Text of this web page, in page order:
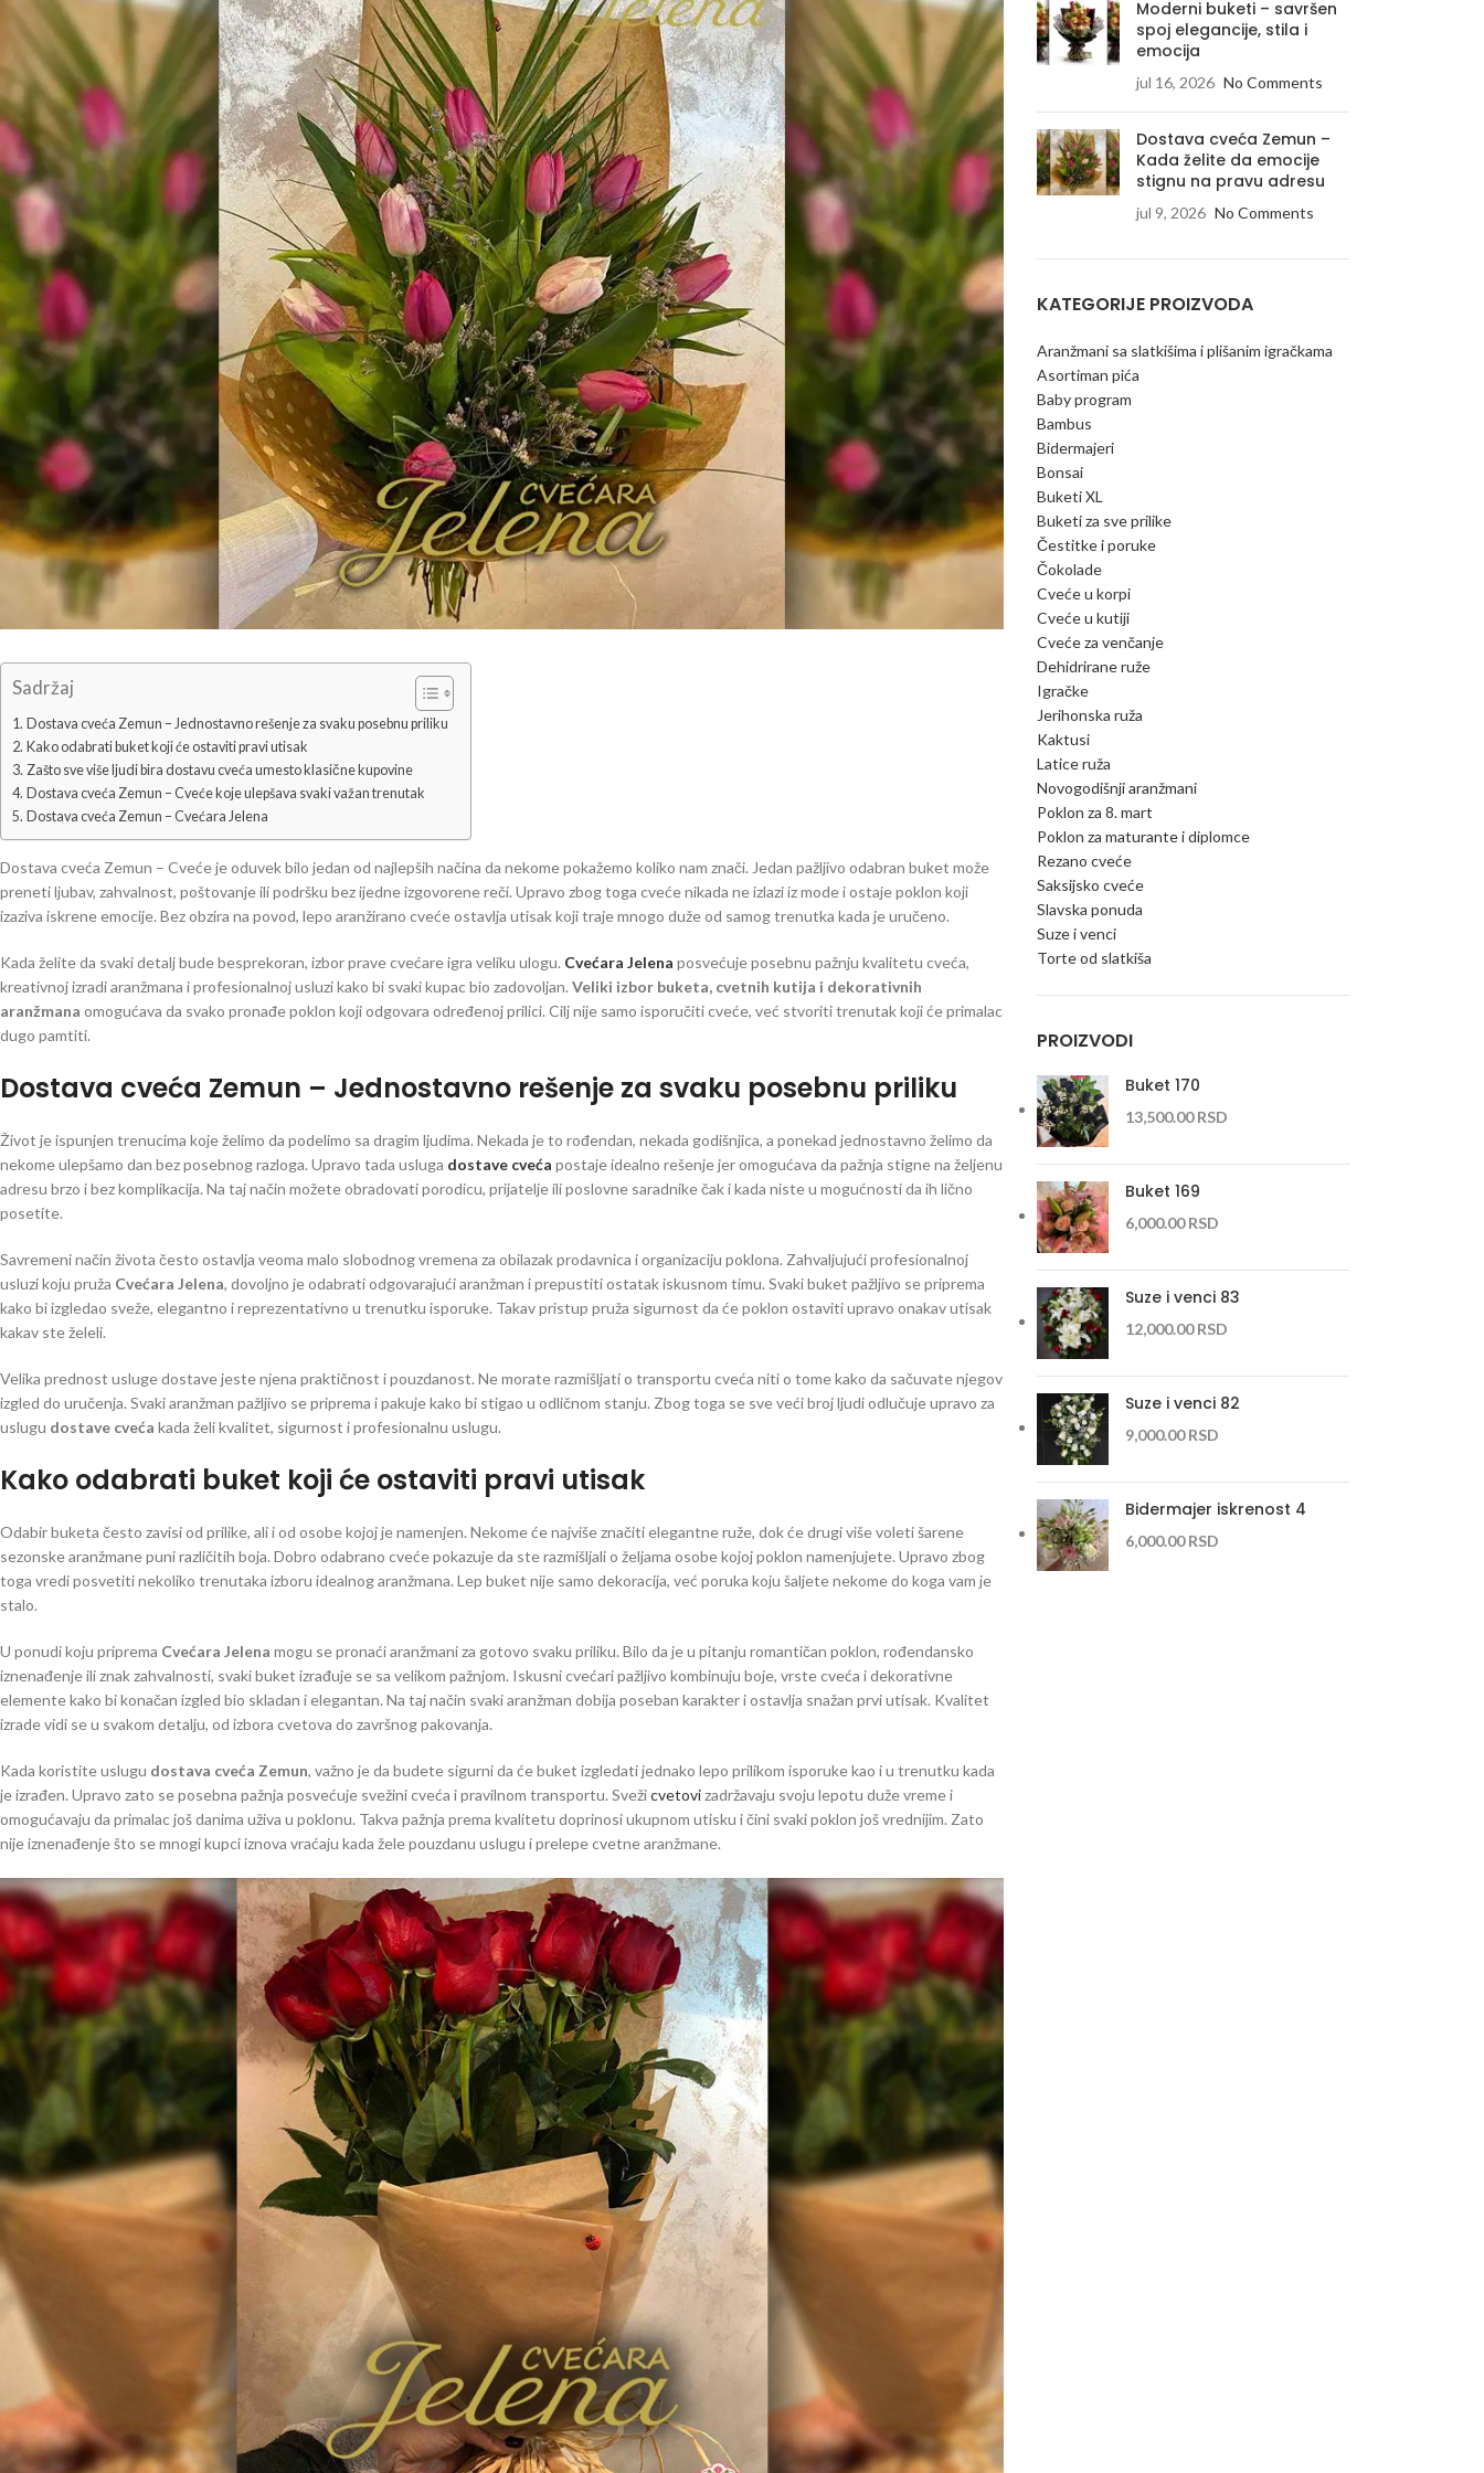
Sadržaj
Dostava cveća Zemun – Jednostavno rešenje za svaku posebnu priliku
Kako odabrati buket koji će ostaviti pravi utisak
Zašto sve više ljudi bira dostavu cveća umesto klasične kupovine
Dostava cveća Zemun – Cveće koje ulepšava svaki važan trenutak
Dostava cveća Zemun – Cvećara Jelena
Dostava cveća Zemun – Cveće je oduvek bilo jedan od najlepših načina da nekome pokažemo koliko nam znači. Jedan pažljivo odabran buket može
preneti ljubav, zahvalnost, poštovanje ili podršku bez ijedne izgovorene reči. Upravo zbog toga cveće nikada ne izlazi iz mode i ostaje poklon koji
izaziva iskrene emocije. Bez obzira na povod, lepo aranžirano cveće ostavlja utisak koji traje mnogo duže od samog trenutka kada je uručeno.
Kada želite da svaki detalj bude besprekoran, izbor prave cvećare igra veliku ulogu. Cvećara Jelena posvećuje posebnu pažnju kvalitetu cveća,
kreativnoj izradi aranžmana i profesionalnoj usluzi kako bi svaki kupac bio zadovoljan. Veliki izbor buketa, cvetnih kutija i dekorativnih
aranžmana omogućava da svako pronađe poklon koji odgovara određenoj prilici. Cilj nije samo isporučiti cveće, već stvoriti trenutak koji će primalac
dugo pamtiti.
Dostava cveća Zemun – Jednostavno rešenje za svaku posebnu priliku
Život je ispunjen trenucima koje želimo da podelimo sa dragim ljudima. Nekada je to rođendan, nekada godišnjica, a ponekad jednostavno želimo da
nekome ulepšamo dan bez posebnog razloga. Upravo tada usluga dostave cveća postaje idealno rešenje jer omogućava da pažnja stigne na željenu
adresu brzo i bez komplikacija. Na taj način možete obradovati porodicu, prijatelje ili poslovne saradnike čak i kada niste u mogućnosti da ih lično
posetite.
Savremeni način života često ostavlja veoma malo slobodnog vremena za obilazak prodavnica i organizaciju poklona. Zahvaljujući profesionalnoj
usluzi koju pruža Cvećara Jelena, dovoljno je odabrati odgovarajući aranžman i prepustiti ostatak iskusnom timu. Svaki buket pažljivo se priprema
kako bi izgledao sveže, elegantno i reprezentativno u trenutku isporuke. Takav pristup pruža sigurnost da će poklon ostaviti upravo onakav utisak
kakav ste želeli.
Velika prednost usluge dostave jeste njena praktičnost i pouzdanost. Ne morate razmišljati o transportu cveća niti o tome kako da sačuvate njegov
izgled do uručenja. Svaki aranžman pažljivo se priprema i pakuje kako bi stigao u odličnom stanju. Zbog toga se sve veći broj ljudi odlučuje upravo za
uslugu dostave cveća kada želi kvalitet, sigurnost i profesionalnu uslugu.
Kako odabrati buket koji će ostaviti pravi utisak
Odabir buketa često zavisi od prilike, ali i od osobe kojoj je namenjen. Nekome će najviše značiti elegantne ruže, dok će drugi više voleti šarene
sezonske aranžmane puni različitih boja. Dobro odabrano cveće pokazuje da ste razmišljali o željama osobe kojoj poklon namenjujete. Upravo zbog
toga vredi posvetiti nekoliko trenutaka izboru idealnog aranžmana. Lep buket nije samo dekoracija, već poruka koju šaljete nekome do koga vam je
stalo.
U ponudi koju priprema Cvećara Jelena mogu se pronaći aranžmani za gotovo svaku priliku. Bilo da je u pitanju romantičan poklon, rođendansko
iznenađenje ili znak zahvalnosti, svaki buket izrađuje se sa velikom pažnjom. Iskusni cvećari pažljivo kombinuju boje, vrste cveća i dekorativne
elemente kako bi konačan izgled bio skladan i elegantan. Na taj način svaki aranžman dobija poseban karakter i ostavlja snažan prvi utisak. Kvalitet
izrade vidi se u svakom detalju, od izbora cvetova do završnog pakovanja.
Kada koristite uslugu dostava cveća Zemun, važno je da budete sigurni da će buket izgledati jednako lepo prilikom isporuke kao i u trenutku kada
je izrađen. Upravo zato se posebna pažnja posvećuje svežini cveća i pravilnom transportu. Svežicvetovizadržavaju svoju lepotu duže vreme i
omogućavaju da primalac još danima uživa u poklonu. Takva pažnja prema kvalitetu doprinosi ukupnom utisku i čini svaki poklon još vrednijim. Zato
nije iznenađenje što se mnogi kupci iznova vraćaju kada žele pouzdanu uslugu i prelepe cvetne aranžmane.
Moderni buketi – savršen
spoj elegancije, stila i
emocija
jul 16, 2026 No Comments
Dostava cveća Zemun –
Kada želite da emocije
stignu na pravu adresu
jul 9, 2026 No Comments
KATEGORIJE PROIZVODA
Aranžmani sa slatkišima i plišanim igračkama
Asortiman pića
Baby program
Bambus
Bidermajeri
Bonsai
Buketi XL
Buketi za sve prilike
Čestitke i poruke
Čokolade
Cveće u korpi
Cveće u kutiji
Cveće za venčanje
Dehidrirane ruže
Igračke
Jerihonska ruža
Kaktusi
Latice ruža
Novogodišnji aranžmani
Poklon za 8. mart
Poklon za maturante i diplomce
Rezano cveće
Saksijsko cveće
Slavska ponuda
Suze i venci
Torte od slatkiša
PROIZVODI
Buket 170
13,500.00RSD
Buket 169
6,000.00RSD
Suze i venci 83
12,000.00RSD
Suze i venci 82
9,000.00RSD
Bidermajer iskrenost 4
6,000.00RSD